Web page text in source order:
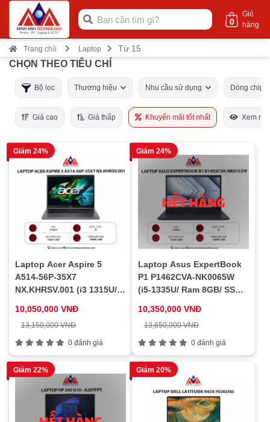
Giỏ
hàng
0
Trang chủ Laptop Từ 15
CHỌN THEO TIÊU CHÍ
Bộ lọc Thương hiệu Nhu cầu sử dụng Dòng chip
Giá cao Giá thấp Khuyến mãi tốt nhất Xem
Giảm 24%
Laptop Acer Aspire 5
A514-56P-35X7
NX.KHRSV.001 (i3 1315U/
Windows 11 Home/ 1Y/
Xám)
10,050,000 VNĐ
13,150,000 VNĐ
0 đánh giá
Giảm 24%
Laptop Asus ExpertBook
P1 P1462CVA-NK0065W
(i5-1335U/ Ram 8GB/ SSD
1Y/ Đen)
10,350,000 VNĐ
13,650,000 VNĐ
0 đánh giá
Giảm 22% Giảm 20%